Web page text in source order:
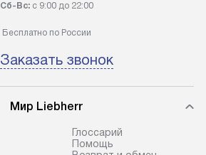
Сб-Вс:с 9:00 до 22:00
Бесплатно по России
Заказать звонок
Мир Liebherr
Глоссарий
Помощь